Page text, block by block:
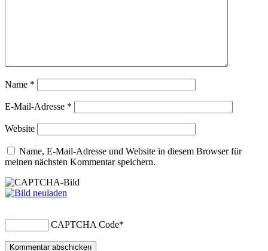
Name *
E-Mail-Adresse *
Website
Name, E-Mail-Adresse und Website in diesem Browser für
meinen nächsten Kommentar speichern.
CAPTCHA Code*